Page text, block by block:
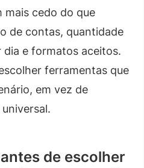
mais cedo do que
de contas, quantidade
e formatos aceitos.
ferramentas que
em vez de
de escolher